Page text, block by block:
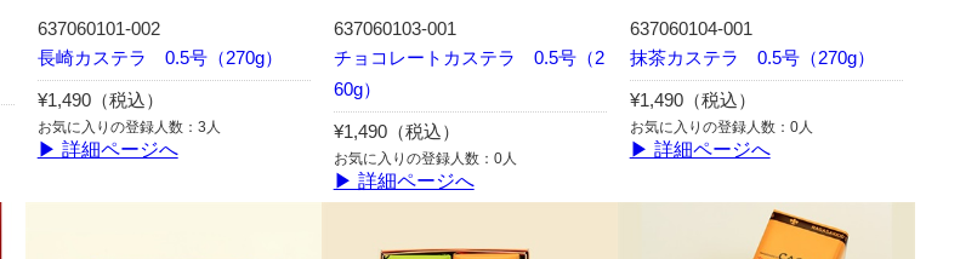
637060101-002
長崎カステラ 0.5号（270g）
¥1,490（税込）
お気に入りの登録人数：3人
▶ 詳細ページへ
637060103-001
チョコレートカステラ 0.5号（2
60g）
¥1,490（税込）
お気に入りの登録人数：0人
▶ 詳細ページへ
637060104-001
抹茶カステラ 0.5号（270g）
¥1,490（税込）
お気に入りの登録人数：0人
▶ 詳細ページへ